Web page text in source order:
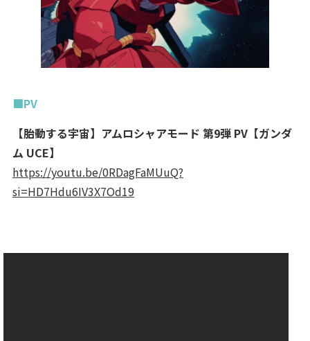
■PV
【胎動する宇宙】アムロシャアモード 第9弾 PV【ガンダ
ム UCE】
https://youtu.be/0RDagFaMUuQ?
si=HD7Hdu6IV3X7Od19